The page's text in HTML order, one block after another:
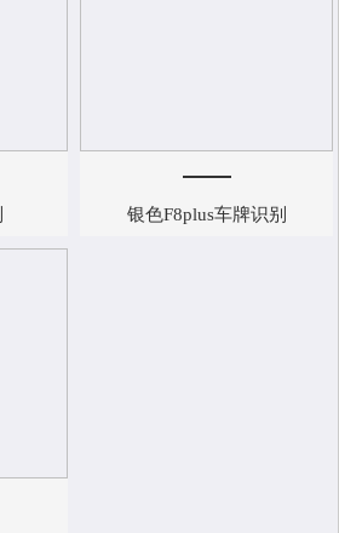
银色F8plus车牌识别